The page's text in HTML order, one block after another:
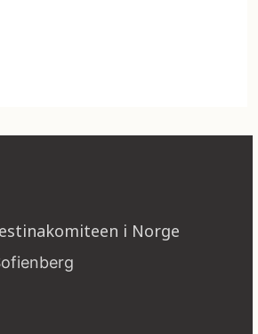
i Norge